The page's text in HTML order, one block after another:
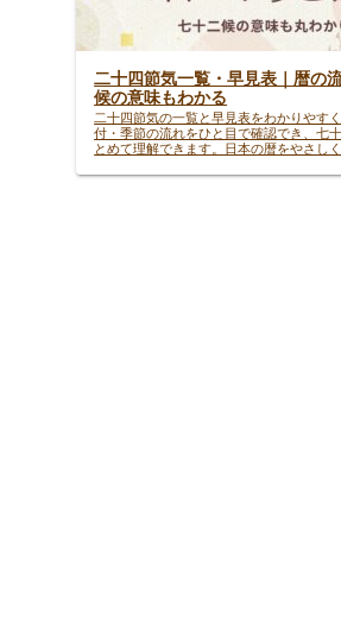
二十四節気一覧・早見表｜暦の
候の意味もわかる
二十四節気の一覧と早見表をわかりやす
付・季節の流れをひと目で確認でき、七
とめて理解できます。日本の暦をやさし